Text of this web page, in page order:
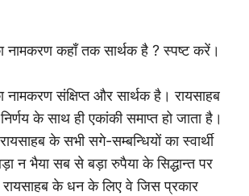
नामकरण कहाँ तक सार्थक है ? स्पष्ट करें।
नामकरण संक्षिप्त और सार्थक है। रायसाहब
के साथ ही एकांकी समाप्त हो जाता है।
के सभी सगे-सम्बन्धियों का स्वार्थी
न भैया सब से बड़ा रुपैया के सिद्धान्त पर
के धन के लिए वे जिस प्रकार